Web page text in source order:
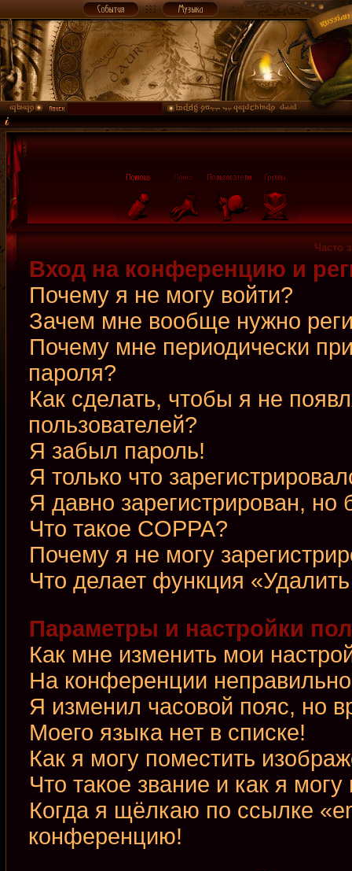
Часто
Вход на конференцию и
Почему я не могу войти?
Зачем мне вообще нужно
Почему мне периодически
пароля?
Как сделать, чтобы я не
пользователей?
Я забыл пароль!
Я только что
Я давно зарегистрирован, но
Что такое COPPA?
Почему я не могу
Что делает функция
Параметры и настройки
Как мне изменить мои
На конференции
Я изменил часовой пояс, но
Моего языка нет в списке!
Как я могу поместить
Что такое звание и как я могу
Когда я щёлкаю по ссылке
конференцию!